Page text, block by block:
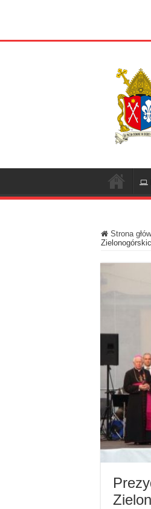
Strona